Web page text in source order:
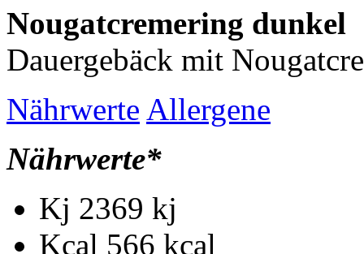
Nougatcremering dunkel
Dauergebäck mit
Nährwerte Allergene
Nährwerte*
Kj 2369 kj
Kcal 566 kcal